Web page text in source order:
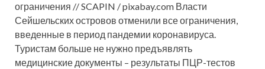
ограничения // SCAPIN / pixabay.com Власти
Сейшельских островов отменили все ограничения,
введенные в период пандемии коронавируса.
Туристам больше не нужно предъявлять
медицинские документы – результаты ПЦР-тестов